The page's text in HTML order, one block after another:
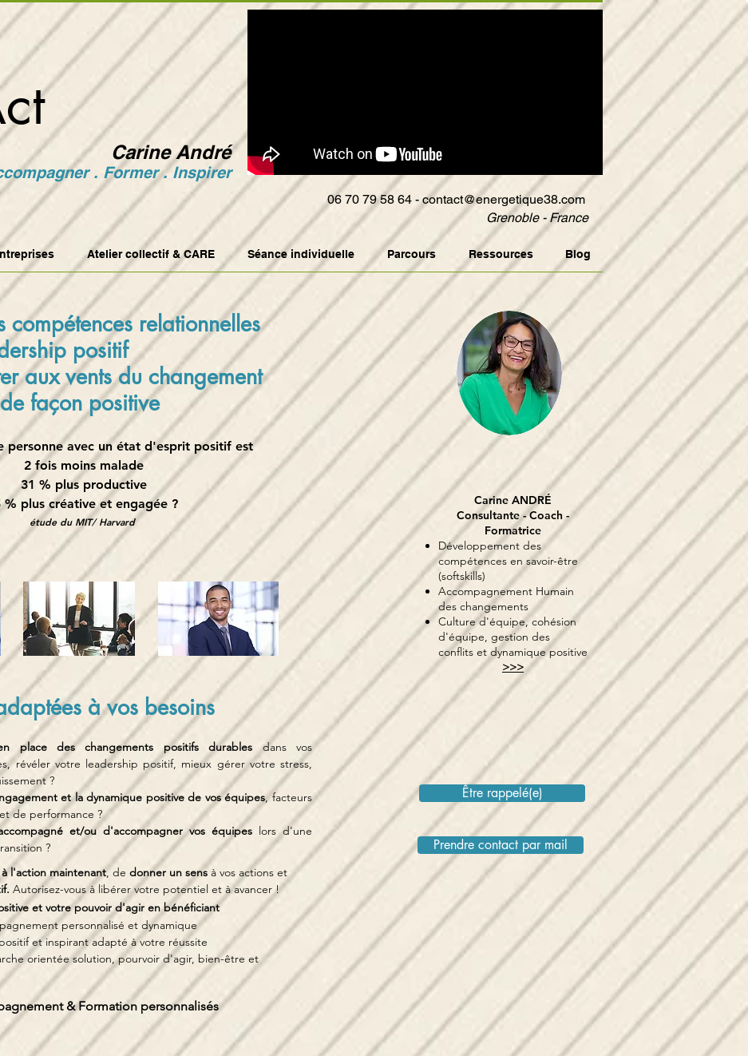
Carine André
. Former . Inspirer
06 70 79 58 64 - contact@energetique38.com
Grenoble - France
Atelier collectif & CARE Séance individuelle Parcours Ressources Blog
compétences relationnelles
positif
aux vents du changement
façon positive
personne avec un état d'esprit positif est
2 fois moins malade
31 % plus productive
plus créative et engagée ?
étude du MIT/ Harvard
à vos besoins
place des changements positifs durables dans vos
révéler votre leadership positif, mieux gérer votre stress,
?
et la dynamique positive de vos équipes, facteurs
de performance ?
et/ou d'accompagner vos équipes lors d'une
?
à l'action maintenant, de donner un sens à vos actions et
Autorisez-vous à libérer votre potentiel et à avancer !
et votre pouvoir d'agir enbénéficiant
personnalisé et dynamique
inspirant adapté à votre réussite
solution, pourvoir d'agir, bien-être et
& Formation personnalisés
Carine ANDRÉ
Consultante - Coach -
Formatrice
Développement des
compétences en savoir-être
(softskills)
Accompagnement Humain
des changements
Culture d'équipe, cohésion
d'équipe, gestion des
conflits et dynamique positive
>>>
Être rappelé(e)
Prendre contact par mail